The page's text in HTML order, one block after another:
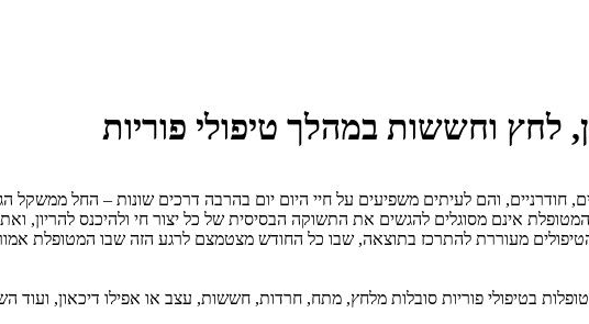
לחץ וחששות במהלך טיפולי פוריות
חודרניים, והם לעיתים משפיעים על חיי היום יום בהרבה דרכים שונות – החל ממשקל
אינם מסוגלים להגשים את התשוקה הבסיסית של כל יצור חי ולהיכנס להריון,
הטיפולים מעוררת להתרכז בתוצאה, שבו כל החודש מצטמצם לרגע הזה שבו
בטיפולי פוריות סובלות מלחץ, מתח, חרדות, חששות, עצב או אפילו דיכאון, ועוד